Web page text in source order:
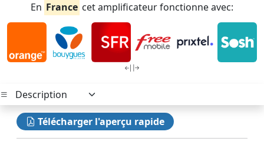
En France cet amplificateur fonctionne avec:
Télécharger l'aperçu rapide